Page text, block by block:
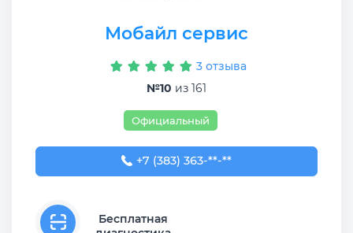
Мобайл сервис
3 отзыва
№10 из 161
Официальный
+7 (383) 363-99-09
+7 (383) 363-**-**
Бесплатная